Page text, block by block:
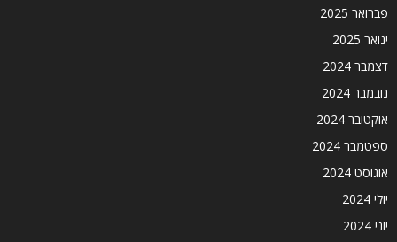
פברואר 2025
ינואר 2025
דצמבר 2024
נובמבר 2024
אוקטובר 2024
ספטמבר 2024
אוגוסט 2024
יולי 2024
יוני 2024